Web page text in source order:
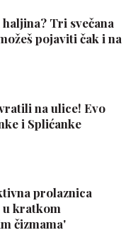
Tri svečana
pojaviti čak i na
na ulice! Evo
i Splićanke
prolaznica
u kratkom
čizmama'